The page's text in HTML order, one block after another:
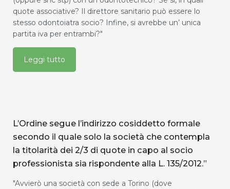
quote associative? Il direttore sanitario può essere lo
stesso odontoiatra socio? Infine, si avrebbe un’ unica
partita iva per entrambi?"
Leggi tutto
L’Ordine segue l’indirizzo cosiddetto formale
secondo il quale solo la società che contempla
la titolarità dei 2/3 di quote in capo al socio
professionista sia rispondente alla L. 135/2012.”
"Avvierò una società con sede a Torino (dove